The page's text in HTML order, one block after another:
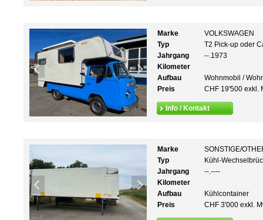
Marke
VOLKSWAGEN
Typ
T2 Pick-up oder
Jahrgang
--.1973
Kilometer
Aufbau
Wohnmobil /
Preis
CHF 19'500 exkl.
Info / Kontakt
Marke
SONSTIGE/
Typ
Kühl-
Jahrgang
--.----
Kilometer
Aufbau
Kühlcontainer
Preis
CHF 3'000 exkl.